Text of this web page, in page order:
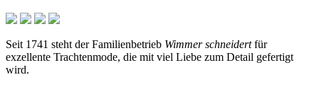
Seit 1741 steht der Familienbetrieb Wimmer schneidertfür
exzellente Trachtenmode, die mit viel Liebe zum Detail gefertigt
wird.